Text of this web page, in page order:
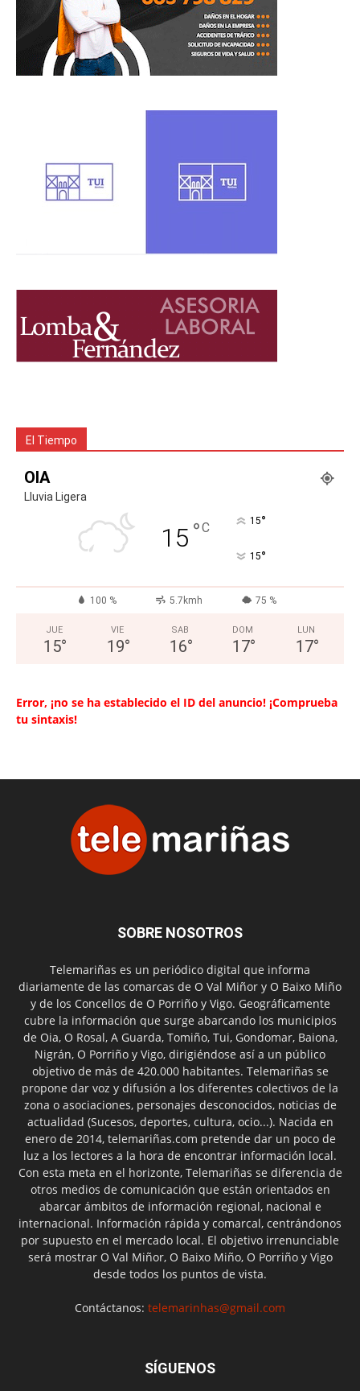
El Tiempo
OIA
Lluvia Ligera
15 °C 15°
15°
100 % 5.7kmh 75 %
JUE
15°
VIE
19°
SAB
16°
DOM
17°
LUN
17°
Error, ¡no se ha establecido el ID del anuncio! ¡Comprueba
tu sintaxis!
SOBRE NOSOTROS
Telemariñas es un periódico digital que informa
diariamente de las comarcas de O Val Miñor y O Baixo Miño
y de los Concellos de O Porriño y Vigo. Geográficamente
cubre la información que surge abarcando los municipios
de Oia, O Rosal, A Guarda, Tomiño, Tui, Gondomar, Baiona,
Nigrán, O Porriño y Vigo, dirigiéndose así a un público
objetivo de más de 420.000 habitantes. Telemariñas se
propone dar voz y difusión a los diferentes colectivos de la
zona o asociaciones, personajes desconocidos, noticias de
actualidad (Sucesos, deportes, cultura, ocio...). Nacida en
enero de 2014, telemariñas.com pretende dar un poco de
luz a los lectores a la hora de encontrar información local.
Con esta meta en el horizonte, Telemariñas se diferencia de
otros medios de comunicación que están orientados en
abarcar ámbitos de información regional, nacional e
internacional. Información rápida y comarcal, centrándonos
por supuesto en el mercado local. El objetivo irrenunciable
será mostrar O Val Miñor, O Baixo Miño, O Porriño y Vigo
desde todos los puntos de vista.
Contáctanos: telemarinhas@gmail.com
SÍGUENOS